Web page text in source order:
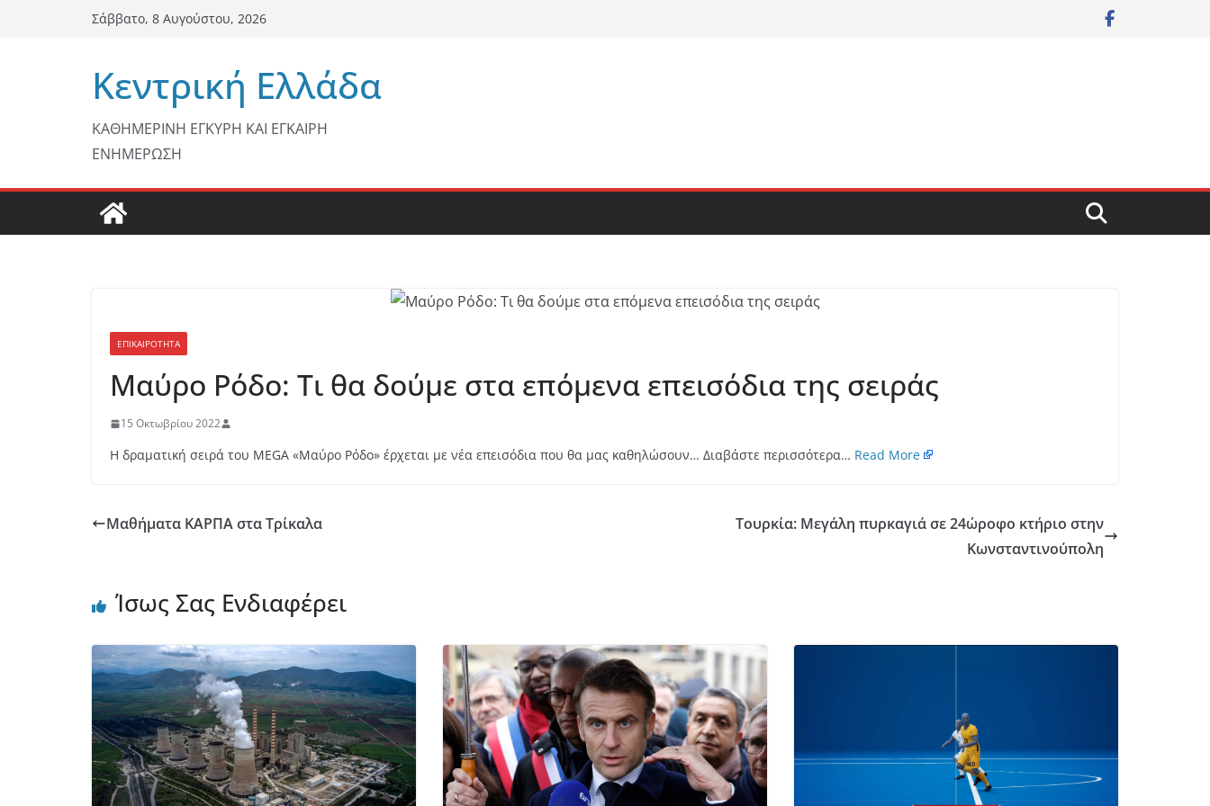
Σάββατο, 8 Αυγούστου, 2026
Κεντρική Ελλάδα
ΚΑΘΗΜΕΡΙΝΗ ΕΓΚΥΡΗ ΚΑΙ ΕΓΚΑΙΡΗ
ΕΝΗΜΕΡΩΣΗ
ΕΠΙΚΑΙΡΟΤΗΤΑ
Μαύρο Ρόδο: Τι θα δούμε στα επόμενα επεισόδια της σειράς
15 Οκτωβρίου 2022
Η δραματική σειρά του MEGA «Μαύρο Ρόδο» έρχεται με νέα επεισόδια που θα μας καθηλώσουν… Διαβάστε περισσότερα… Read More
Μαθήματα ΚΑΡΠΑ στα Τρίκαλα
Τουρκία: Μεγάλη πυρκαγιά σε 24ώροφο κτήριο στην
Κωνσταντινούπολη
Ίσως Σας Ενδιαφέρει